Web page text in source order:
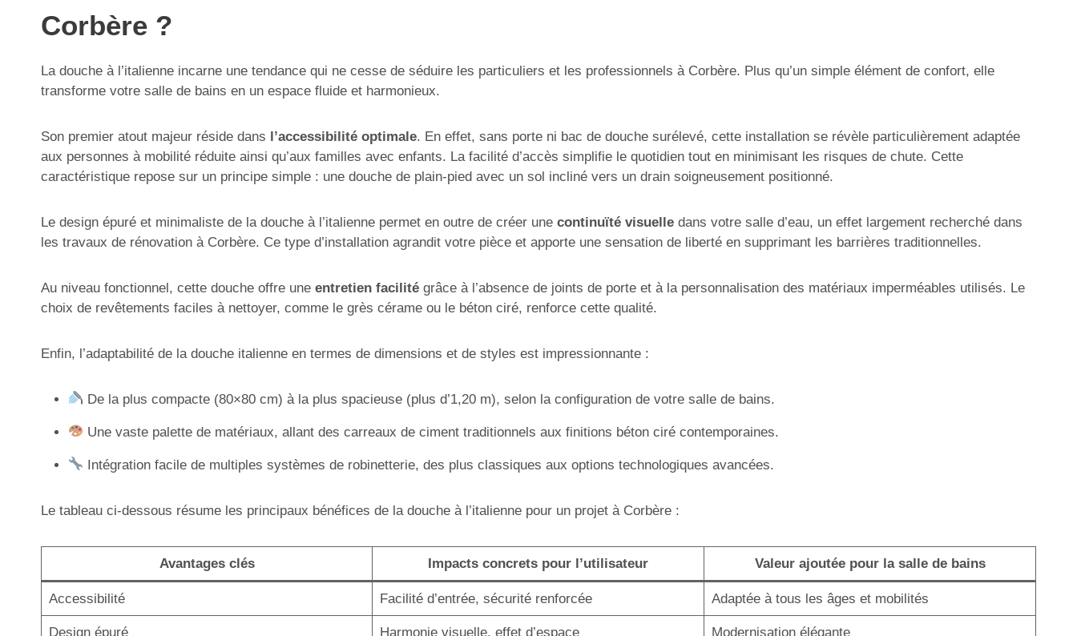
Corbère ?
La douche à l’italienne incarne une tendance qui ne cesse de séduire les particuliers et les professionnels à Corbère. Plus qu’un simple élément de confort, elle
transforme votre salle de bains en un espace fluide et harmonieux.
Son premier atout majeur réside dans l’accessibilité optimale. En effet, sans porte ni bac de douche surélevé, cette installation se révèle particulièrement adaptée
aux personnes à mobilité réduite ainsi qu’aux familles avec enfants. La facilité d’accès simplifie le quotidien tout en minimisant les risques de chute. Cette
caractéristique repose sur un principe simple : une douche de plain-pied avec un sol incliné vers un drain soigneusement positionné.
Le design épuré et minimaliste de la douche à l’italienne permet en outre de créer une continuïté visuelle dans votre salle d’eau, un effet largement recherché dans
les travaux de rénovation à Corbère. Ce type d’installation agrandit votre pièce et apporte une sensation de liberté en supprimant les barrières traditionnelles.
Au niveau fonctionnel, cette douche offre une entretien facilité grâce à l’absence de joints de porte et à la personnalisation des matériaux imperméables utilisés. Le
choix de revêtements faciles à nettoyer, comme le grès cérame ou le béton ciré, renforce cette qualité.
Enfin, l’adaptabilité de la douche italienne en termes de dimensions et de styles est impressionnante :
De la plus compacte (80×80 cm) à la plus spacieuse (plus d’1,20 m), selon la configuration de votre salle de bains.
Une vaste palette de matériaux, allant des carreaux de ciment traditionnels aux finitions béton ciré contemporaines.
Intégration facile de multiples systèmes de robinetterie, des plus classiques aux options technologiques avancées.
Le tableau ci-dessous résume les principaux bénéfices de la douche à l’italienne pour un projet à Corbère :
Avantages clés Impacts concrets pour l’utilisateur Valeur ajoutée pour la salle de bains
Accessibilité Facilité d’entrée, sécurité renforcée Adaptée à tous les âges et mobilités
Design épuré Harmonie visuelle, effet d’espace Modernisation élégante